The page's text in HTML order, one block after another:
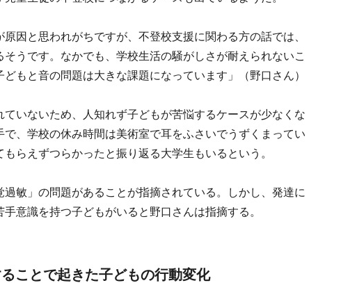
因と思われがちですが、不登校支援に関わる方の話では、
うです。なかでも、学校生活の騒がしさが耐えられないこ
もと音の問題は大きな課題になっています」（野口さん）
いないため、人知れず子どもが苦悩するケースが少なくな
、学校の休み時間は美術室で耳をふさいでうずくまってい
らえずつらかったと振り返る大学生もいるという。
敏」の問題があることが指摘されている。しかし、発達に
意識を持つ子どもがいると野口さんは指摘する。
ことで起きた子どもの行動変化